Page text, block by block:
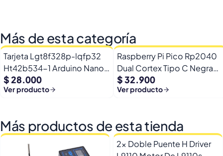
Más de esta categoría
Tarjeta Lgt8f328p-lqfp32
Ht42b534-1 Arduino Nano
+ Pines
$ 28.000
Ver producto
Raspberry Pi Pico Rp2040
Dual Cortex Tipo C Negra
16mb + Rgb
$ 32.900
Ver producto
Más productos de esta tienda
2x Doble Puente H Driver